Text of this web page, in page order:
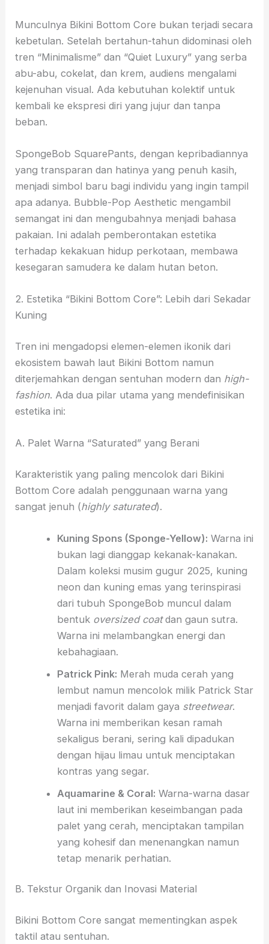
Munculnya Bikini Bottom Core bukan terjadi secara
kebetulan. Setelah bertahun-tahun didominasi oleh
tren “Minimalisme” dan “Quiet Luxury” yang serba
abu-abu, cokelat, dan krem, audiens mengalami
kejenuhan visual. Ada kebutuhan kolektif untuk
kembali ke ekspresi diri yang jujur dan tanpa
beban.
SpongeBob SquarePants, dengan kepribadiannya
yang transparan dan hatinya yang penuh kasih,
menjadi simbol baru bagi individu yang ingin tampil
apa adanya. Bubble-Pop Aesthetic mengambil
semangat ini dan mengubahnya menjadi bahasa
pakaian. Ini adalah pemberontakan estetika
terhadap kekakuan hidup perkotaan, membawa
kesegaran samudera ke dalam hutan beton.
2. Estetika “Bikini Bottom Core”: Lebih dari Sekadar
Kuning
Tren ini mengadopsi elemen-elemen ikonik dari
ekosistem bawah laut Bikini Bottom namun
diterjemahkan dengan sentuhan modern dan high-
fashion. Ada dua pilar utama yang mendefinisikan
estetika ini:
A. Palet Warna “Saturated” yang Berani
Karakteristik yang paling mencolok dari Bikini
Bottom Core adalah penggunaan warna yang
sangat jenuh (highly saturated).
Kuning Spons (Sponge-Yellow): Warna ini
bukan lagi dianggap kekanak-kanakan.
Dalam koleksi musim gugur 2025, kuning
neon dan kuning emas yang terinspirasi
dari tubuh SpongeBob muncul dalam
bentuk oversized coatdan gaun sutra.
Warna ini melambangkan energi dan
kebahagiaan.
Patrick Pink: Merah muda cerah yang
lembut namun mencolok milik Patrick Star
menjadi favorit dalam gaya streetwear.
Warna ini memberikan kesan ramah
sekaligus berani, sering kali dipadukan
dengan hijau limau untuk menciptakan
kontras yang segar.
Aquamarine & Coral: Warna-warna dasar
laut ini memberikan keseimbangan pada
palet yang cerah, menciptakan tampilan
yang kohesif dan menenangkan namun
tetap menarik perhatian.
B. Tekstur Organik dan Inovasi Material
Bikini Bottom Core sangat mementingkan aspek
taktil atau sentuhan.